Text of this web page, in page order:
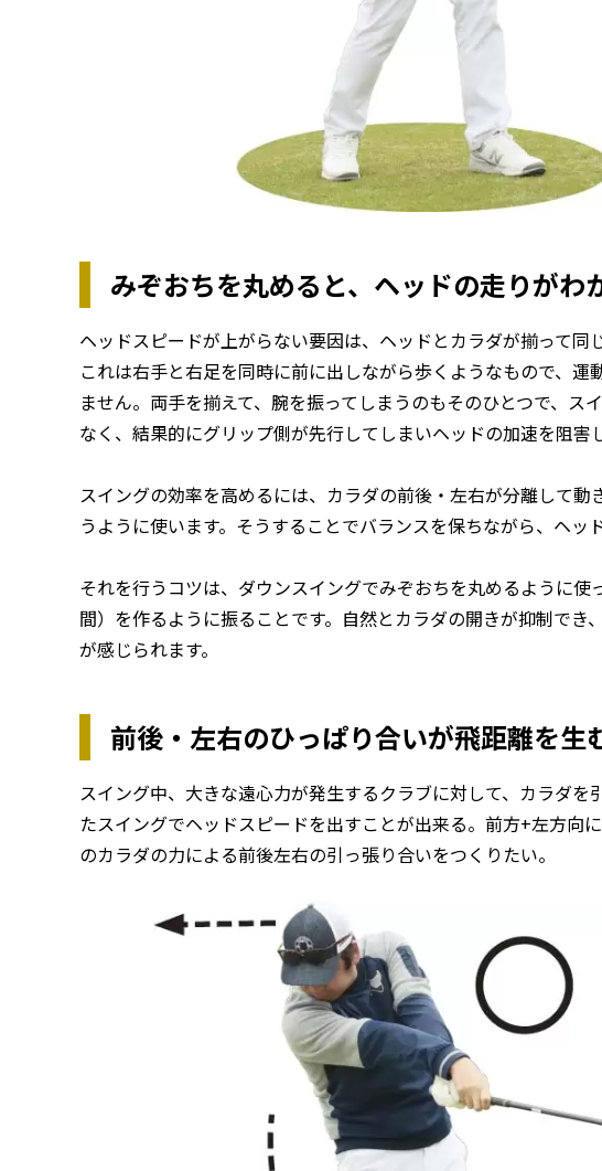
みぞおちを丸めると、ヘッドの走りがわ
ヘッドスピードが上がらない要因は、ヘッドとカラダが揃って同
これは右手と右足を同時に前に出しながら歩くようなもので、
ません。両手を揃えて、腕を振ってしまうのもそのひとつで、ス
なく、結果的にグリップ側が先行してしまいヘッドの加速を阻害
スイングの効率を高めるには、カラダの前後・左右が分離して
うように使います。そうすることでバランスを保ちながら、ヘッ
それを行うコツは、ダウンスイングでみぞおちを丸めるように使
間）を作るように振ることです。自然とカラダの開きが抑制でき
が感じられます。
前後・左右のひっぱり合いが飛距離を生
スイング中、大きな遠心力が発生するクラブに対して、カラダを
たスイングでヘッドスピードを出すことが出来る。前方+左方向
のカラダの力による前後左右の引っ張り合いをつくりたい。